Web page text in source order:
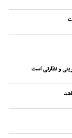
و نظارتی است